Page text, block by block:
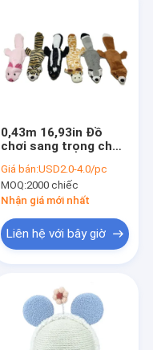
0,43m 16,93in Đồ
chơi sang trọng cho
cao cổ cao lớn Động
vật nhồi bông & đồ
chơi sang trọng như
Giá bán:USD2.0-4.0/pc
MOQ:2000 chiếc
Nhận giá mới nhất
Liên hệ với bây giờ